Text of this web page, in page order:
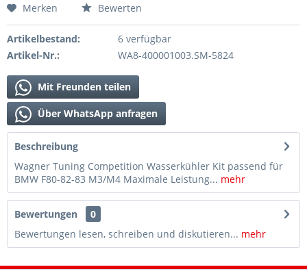
Merken Bewerten
Artikelbestand:
6 verfügbar
Artikel-Nr.:
WA8-400001003.SM-5824
Mit Freunden teilen
Über WhatsApp anfragen
Beschreibung
Wagner Tuning Competition Wasserkühler Kit passend für
BMW F80-82-83 M3/M4 Maximale Leistung... mehr
Bewertungen
0
Bewertungen lesen, schreiben und diskutieren... mehr